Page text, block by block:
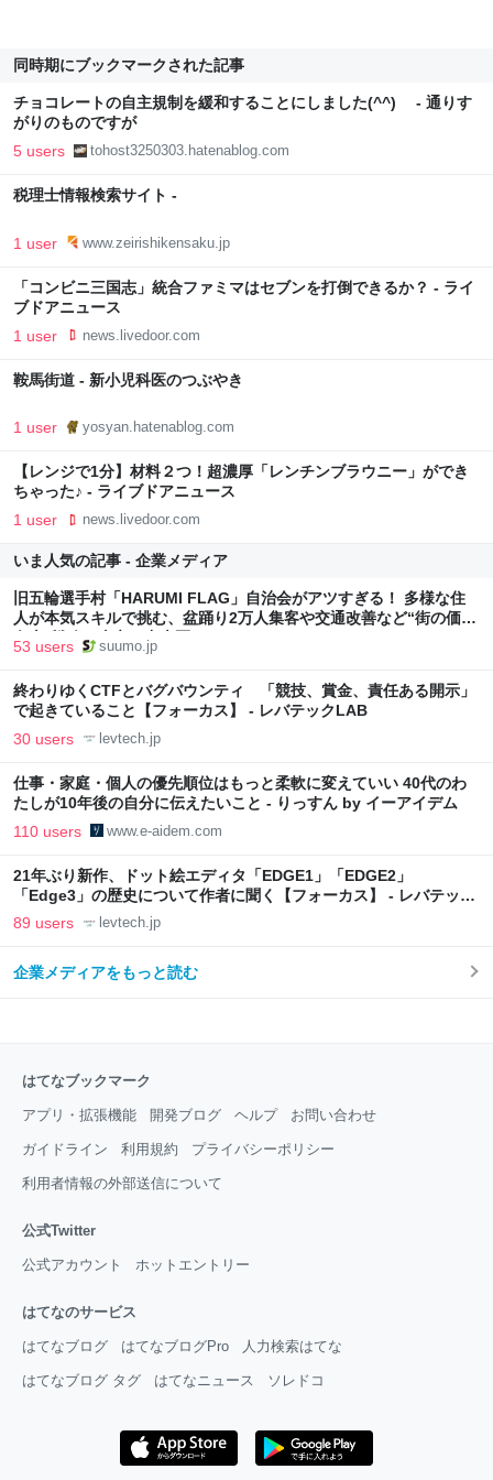
同時期にブックマークされた記事
チョコレートの自主規制を緩和することにしました(⁠^⁠^⁠)ゞ - 通りす
がりのものですが
5 users tohost3250303.hatenablog.com
税理士情報検索サイト -
1 user www.zeirishikensaku.jp
「コンビニ三国志」統合ファミマはセブンを打倒できるか？ - ライ
ブドアニュース
1 user news.livedoor.com
鞍馬街道 - 新小児科医のつぶやき
1 user yosyan.hatenablog.com
【レンジで1分】材料２つ！超濃厚「レンチンブラウニー」ができ
ちゃった♪ - ライブドアニュース
1 user news.livedoor.com
いま人気の記事 - 企業メディア
旧五輪選手村「HARUMI FLAG」自治会がアツすぎる！ 多様な住
人が本気スキルで挑む、盆踊り2万人集客や交通改善など“街の価値
向上”戦略 東京・中央区
53 users suumo.jp
終わりゆくCTFとバグバウンティ 「競技、賞金、責任ある開示」
で起きていること【フォーカス】 - レバテックLAB
30 users levtech.jp
仕事・家庭・個人の優先順位はもっと柔軟に変えていい 40代のわ
たしが10年後の自分に伝えたいこと - りっすん by イーアイデム
110 users www.e-aidem.com
21年ぶり新作、ドット絵エディタ「EDGE1」「EDGE2」
「Edge3」の歴史について作者に聞く【フォーカス】 - レバテック
LAB
89 users levtech.jp
企業メディアをもっと読む
はてなブックマーク
アプリ・拡張機能 開発ブログ ヘルプ お問い合わせ
ガイドライン 利用規約 プライバシーポリシー
利用者情報の外部送信について
公式Twitter
公式アカウント ホットエントリー
はてなのサービス
はてなブログ はてなブログPro 人力検索はてな
はてなブログ タグ はてなニュース ソレドコ